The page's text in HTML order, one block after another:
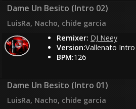
Dame Un Besito (Intro 02)
LuisRa, Nacho, chide garcia
Remixer: DJ Neey
Version:Vallenato
BPM:126
Dame Un Besito (Intro 01)
LuisRa, Nacho, chide garcia